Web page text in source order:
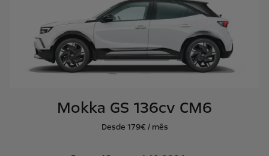
Mokka GS 136cv CM6
Desde 179€ / mês